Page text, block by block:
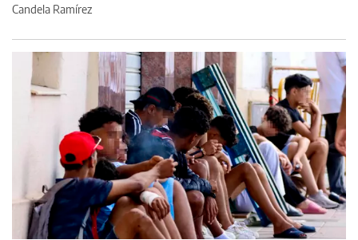
Candela Ramírez